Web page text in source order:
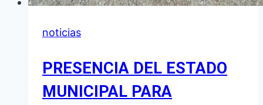
noticias
PRESENCIA DEL ESTADO
MUNICIPAL PARA